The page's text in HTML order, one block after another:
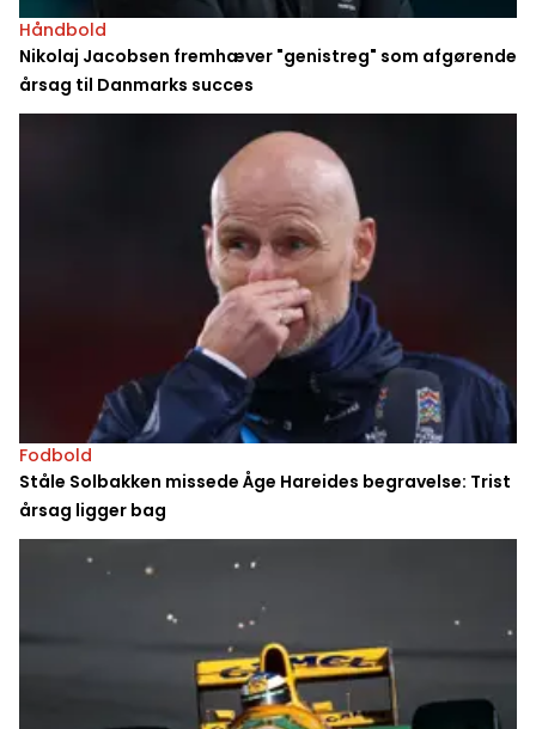
Håndbold
Nikolaj Jacobsen fremhæver "genistreg" som afgørende
årsag til Danmarks succes
Fodbold
Ståle Solbakken missede Åge Hareides begravelse: Trist
årsag ligger bag